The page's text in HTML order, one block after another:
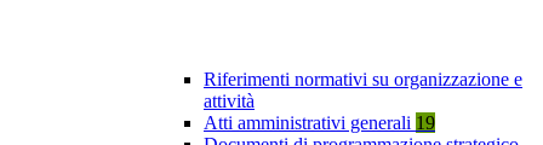
Riferimenti normativi su organizzazione e
attività
Atti amministrativi generali 19